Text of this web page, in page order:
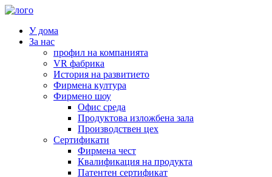
У дома
За нас
профил на компанията
VR фабрика
История на развитието
Фирмена култура
Фирмено шоу
Офис среда
Продуктова изложбена зала
Производствен цех
Сертификати
Фирмена чест
Квалификация на продукта
Патентен сертификат